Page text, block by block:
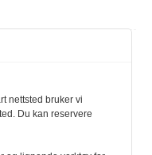
fra forrige
i folketall. For å lese
Ny abonnent? Velg
nettsted bruker vi
Du kan reservere